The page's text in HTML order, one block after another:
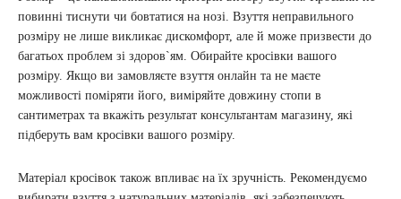
повинні тиснути чи бовтатися на нозі. Взуття неправильного
розміру не лише викликає дискомфорт, але й може призвести до
багатьох проблем зі здоров`ям. Обирайте кросівки вашого
розміру. Якщо ви замовляєте взуття онлайн та не маєте
можливості поміряти його, виміряйте довжину стопи в
сантиметрах та вкажіть результат консультантам магазину, які
підберуть вам кросівки вашого розміру.
Матеріал кросівок також впливає на їх зручність. Рекомендуємо